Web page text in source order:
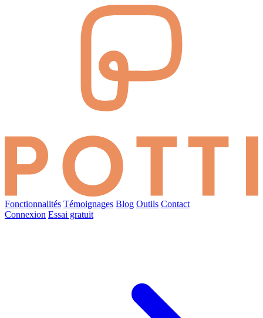
Fonctionnalités Témoignages Blog Outils Contact
Connexion Essai gratuit